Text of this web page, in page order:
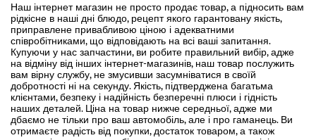
Наш інтернет магазин не просто продає товар, а підносить вам
рідкісне в наші дні блюдо, рецепт якого гарантовану якість,
приправлене привабливою ціною і адекватними
співробітниками, що відповідають на всі ваші запитання.
Купуючи у нас запчастини, ви робите правильний вибір, адже
на відміну від інших інтернет-магазинів, наш товар послужить
вам вірну службу, не змусивши засумніватися в своїй
добротності ні на секунду. Якість, підтверджена багатьма
клієнтами, безпеку і надійність безперечні плюси і гідність
наших деталей. Ціна на товар нижче середньої, адже ми
дбаємо не тільки про ваш автомобіль, але і про гаманець. Ви
отримаєте радість від покупки, достаток товаром, а також